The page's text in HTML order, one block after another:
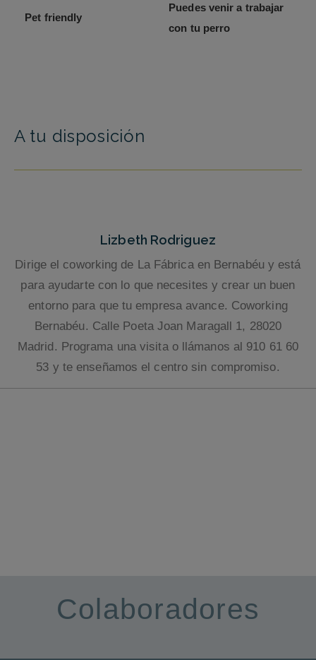
Pet friendly
Puedes venir a trabajar
con tu perro
A tu disposición
Lizbeth Rodriguez
Dirige el coworking de La Fábrica en Bernabéu y está
para ayudarte con lo que necesites y crear un buen
entorno para que tu empresa avance. Coworking
Bernabéu. Calle Poeta Joan Maragall 1, 28020
Madrid. Programa una visita o llámanos al 910 61 60
53 y te enseñamos el centro sin compromiso.
Colaboradores